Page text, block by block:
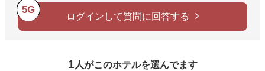
5G
ログインして質問に回答する
1 人がこのホテルを選んでます